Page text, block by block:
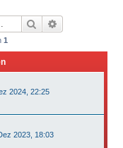
Suche
1
2024, 22:25
2023, 18:03